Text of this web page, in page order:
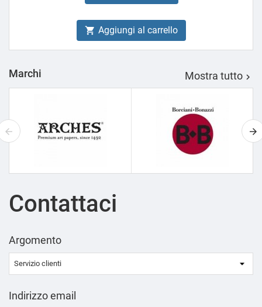
 Aggiungi al carrello
Marchi Mostra tutto 
Contattaci
Argomento
Indirizzo email